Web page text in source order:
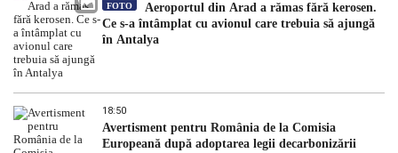
FOTO
Aeroportul din Arad a rămas fără kerosen.
Ce s-a întâmplat cu avionul care trebuia să ajungă
în Antalya
18:50
Avertisment pentru România de la Comisia
Europeană după adoptarea legii decarbonizării